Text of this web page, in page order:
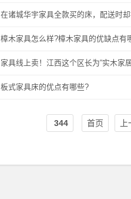
在诸城华宇家具全款买的床，配送时却
樟木家具怎么样?樟木家具的优缺点有
家具线上卖！江西这个区长为“实木家
板式家具床的优点有哪些?
344 首页